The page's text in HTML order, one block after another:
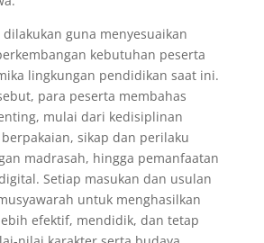
guna menyesuaikan
kebutuhan peserta
lingkungan pendidikan saat ini.
para peserta membahas
mulai dari kedisiplinan
sikap dan perilaku
madrasah, hingga pemanfaatan
Setiap masukan dan usulan
untuk menghasilkan
efektif, mendidik, dan tetap